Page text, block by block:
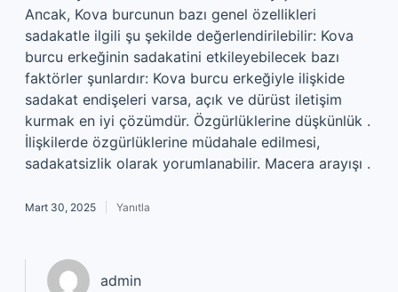
Ancak, Kova burcunun bazı genel özellikleri
sadakatle ilgili şu şekilde değerlendirilebilir: Kova
burcu erkeğinin sadakatini etkileyebilecek bazı
faktörler şunlardır: Kova burcu erkeğiyle ilişkide
sadakat endişeleri varsa, açık ve dürüst iletişim
kurmak en iyi çözümdür. Özgürlüklerine düşkünlük .
İlişkilerde özgürlüklerine müdahale edilmesi,
sadakatsizlik olarak yorumlanabilir. Macera arayışı .
Mart 30, 2025 Yanıtla
admin